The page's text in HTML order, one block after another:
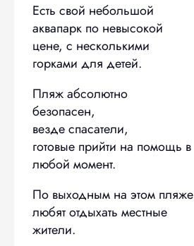
Есть свой небольшой
аквапарк по невысокой
цене, с несколькими
горками для детей.
Пляж абсолютно
безопасен,
везде спасатели,
готовые прийти на помощь в
любой момент.
По выходным на этом пляже
любят отдыхать местные
жители.